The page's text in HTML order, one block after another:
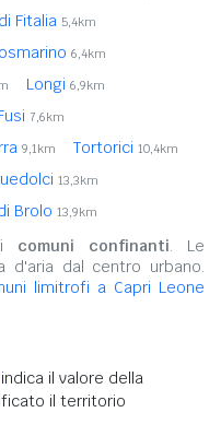
Fitalia 5,4km
6,4km
Longi 6,9km
7,6km
9,1km Tortorici 10,4km
13,3km
Brolo 13,9km
i comuni confinanti. Le
d'aria dal centro urbano.
limitrofi a Capri Leone
indica il valore della
il territorio